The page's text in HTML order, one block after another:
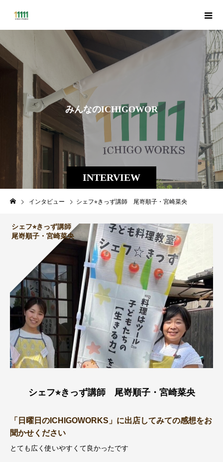
INTERVIEW
みん なの I CH GO OR KS
縁
インタビュー シェフ⭐︎きっず講師 尾嵜順子・宮崎菜央
シェフ⭐︎きっず講師
尾嵜順子・宮崎菜央
シェフ⭐︎きっず講師 尾嵜順子・宮崎菜央
「日曜日のICHIGOWORKS」に出店してみての感想をお
聞かせください
とても広く使いやすくて良かったです